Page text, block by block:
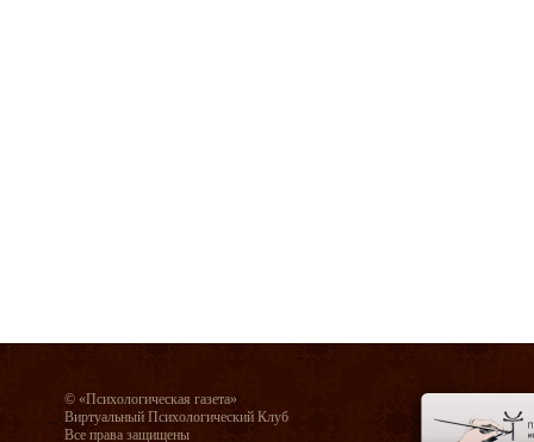
© «Психологическая газета»
Виртуальный Психологический Клуб
Все права защищены